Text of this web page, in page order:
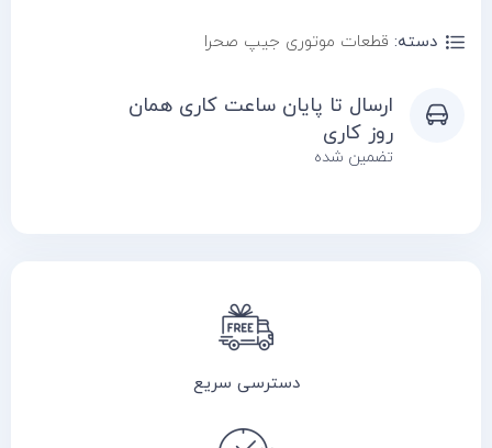
دسته: قطعات موتوری جیپ صحرا
ارسال تا پایان ساعت کاری همان
روز کاری
تضمین شده
دسترسی سریع